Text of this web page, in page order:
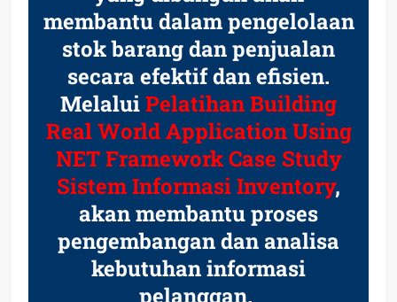
membantu dalam pengelolaan
stok barang dan penjualan
secara efektif dan efisien.
MelaluiPelatihan Building
Real World Application Using
NET Framework Case Study
Sistem Informasi Inventory,
akan membantu proses
pengembangan dan analisa
kebutuhan informasi
pelanggan.